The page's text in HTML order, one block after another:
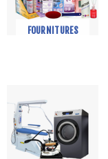
FOURNITURES